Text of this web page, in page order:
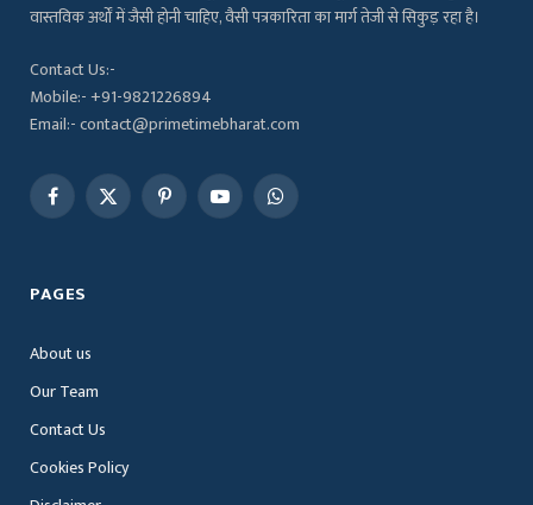
वास्तविक अर्थों में जैसी होनी चाहिए, वैसी पत्रकारिता का मार्ग तेजी से सिकुड़ रहा है।
Contact Us:-
Mobile:- +91-9821226894
Email:- contact@primetimebharat.com
Facebook
X
PinterestYouTubeWhatsApp
PAGES
About us
Our Team
Contact Us
Cookies Policy